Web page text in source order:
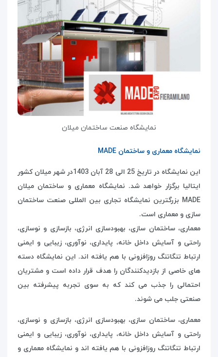
نمایشگاه صنعت ساختمان میلان
نمایشگاه معماری و ساختمان MADE
این نمایشگاه در تاریخ 25 الی 28 آبان 1403در شهر میلان کشور
ایتالیا برگزار خواهد شد. نمایشگاه معماری و ساختمان میلان
MADE بزرگترین نمایشگاه تجاری بین المللی صنعت ساختمان
سازی و معماری است.
معماری، ساختمان سازی، بهبودسازی انرژی، بازسازی و نوسازی،
راحتی و آسایش داخل خانه، پایداری، نوآوری، زیبایی و ایمنی
ارتباط تنگاتنگ روزافزونی با هم یافته اند. این نمایشگاه دسته
های خاصی از بازدیدکنندگان را هدف قرار داده است و مشتریان
احتمالی را جذب می کند که به سوی تجربه پیشرفته بین
صنعتی جلب می شوند.
معماری، ساختمان سازی، بهبودسازی انرژی، بازسازی و نوسازی،
راحتی و آسایش داخل خانه، پایداری، نوآوری، زیبایی و ایمنی
ارتباط تنگاتنگ روزافزونی با هم یافته اند و نمایشگاه معماری و